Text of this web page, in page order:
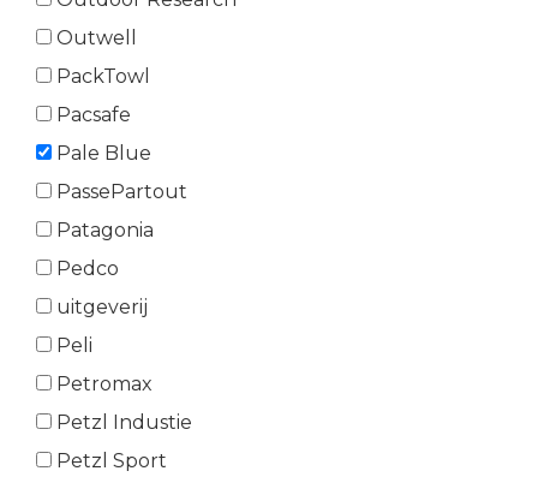
Outwell
PackTowl
Pacsafe
Pale Blue
PassePartout
Patagonia
Pedco
uitgeverij
Peli
Petromax
Petzl Industie
Petzl Sport